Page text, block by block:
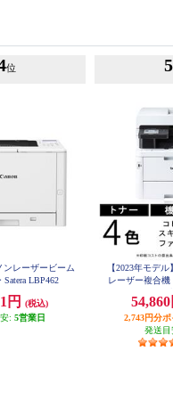
位
ンレーザービーム
Satera LBP462
円
(税込)
: 5営業日
5
【2023年モデ
レーザー複合機
54,860
2,743円分
発送目